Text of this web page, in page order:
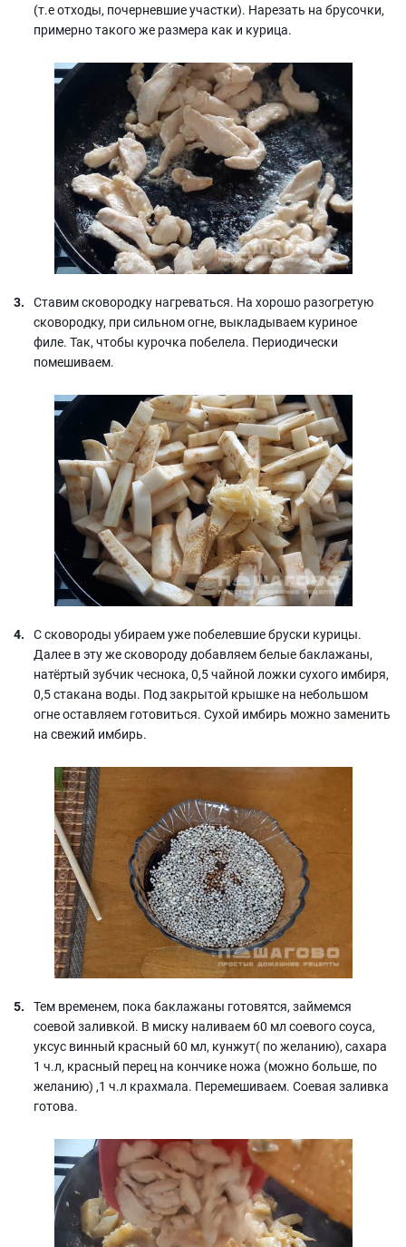
(т.е отходы, почерневшие участки). Нарезать на брусочки,
примерно такого же размера как и курица.
Ставим сковородку нагреваться. На хорошо разогретую
сковородку, при сильном огне, выкладываем куриное
филе. Так, чтобы курочка побелела. Периодически
помешиваем.
С сковороды убираем уже побелевшие бруски курицы.
Далее в эту же сковороду добавляем белые баклажаны,
натёртый зубчик чеснока, 0,5 чайной ложки сухого имбиря,
0,5 стакана воды. Под закрытой крышке на небольшом
огне оставляем готовиться. Сухой имбирь можно заменить
на свежий имбирь.
Тем временем, пока баклажаны готовятся, займемся
соевой заливкой. В миску наливаем 60 мл соевого соуса,
уксус винный красный 60 мл, кунжут( по желанию), сахара
1 ч.л, красный перец на кончике ножа (можно больше, по
желанию) ,1 ч.л крахмала. Перемешиваем. Соевая заливка
готова.